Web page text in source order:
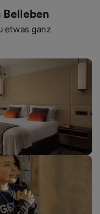
Belleben
etwas ganz